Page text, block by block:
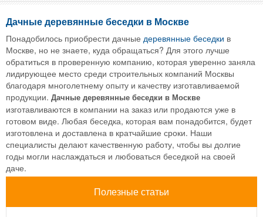
Дачные деревянные беседки в Москве
Понадобилось приобрести дачные деревянные беседки в
Москве, но не знаете, куда обращаться? Для этого лучше
обратиться в проверенную компанию, которая уверенно заняла
лидирующее место среди строительных компаний Москвы
благодаря многолетнему опыту и качеству изготавливаемой
продукции. Дачные деревянные беседки в Москве
изготавливаются в компании на заказ или продаются уже в
готовом виде. Любая беседка, которая вам понадобится, будет
изготовлена и доставлена в кратчайшие сроки. Наши
специалисты делают качественную работу, чтобы вы долгие
годы могли наслаждаться и любоваться беседкой на своей
даче.
Полезные статьи